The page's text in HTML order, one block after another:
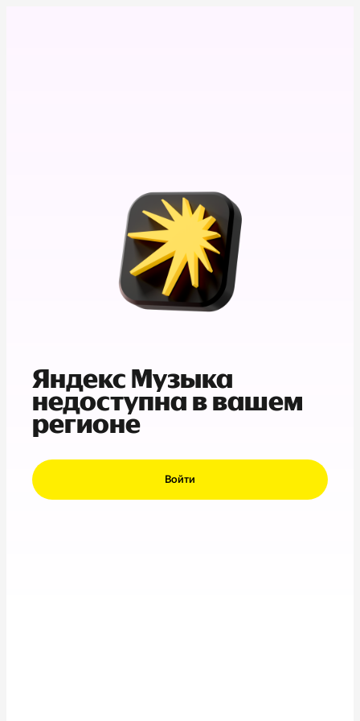
Яндекс Музыка
недоступна в вашем
регионе
Войти